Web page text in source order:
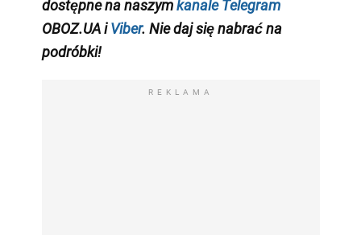
dostępne na naszymkanale Telegram
OBOZ.UA iViber. Nie daj się nabrać na
podróbki!
REKLAMA